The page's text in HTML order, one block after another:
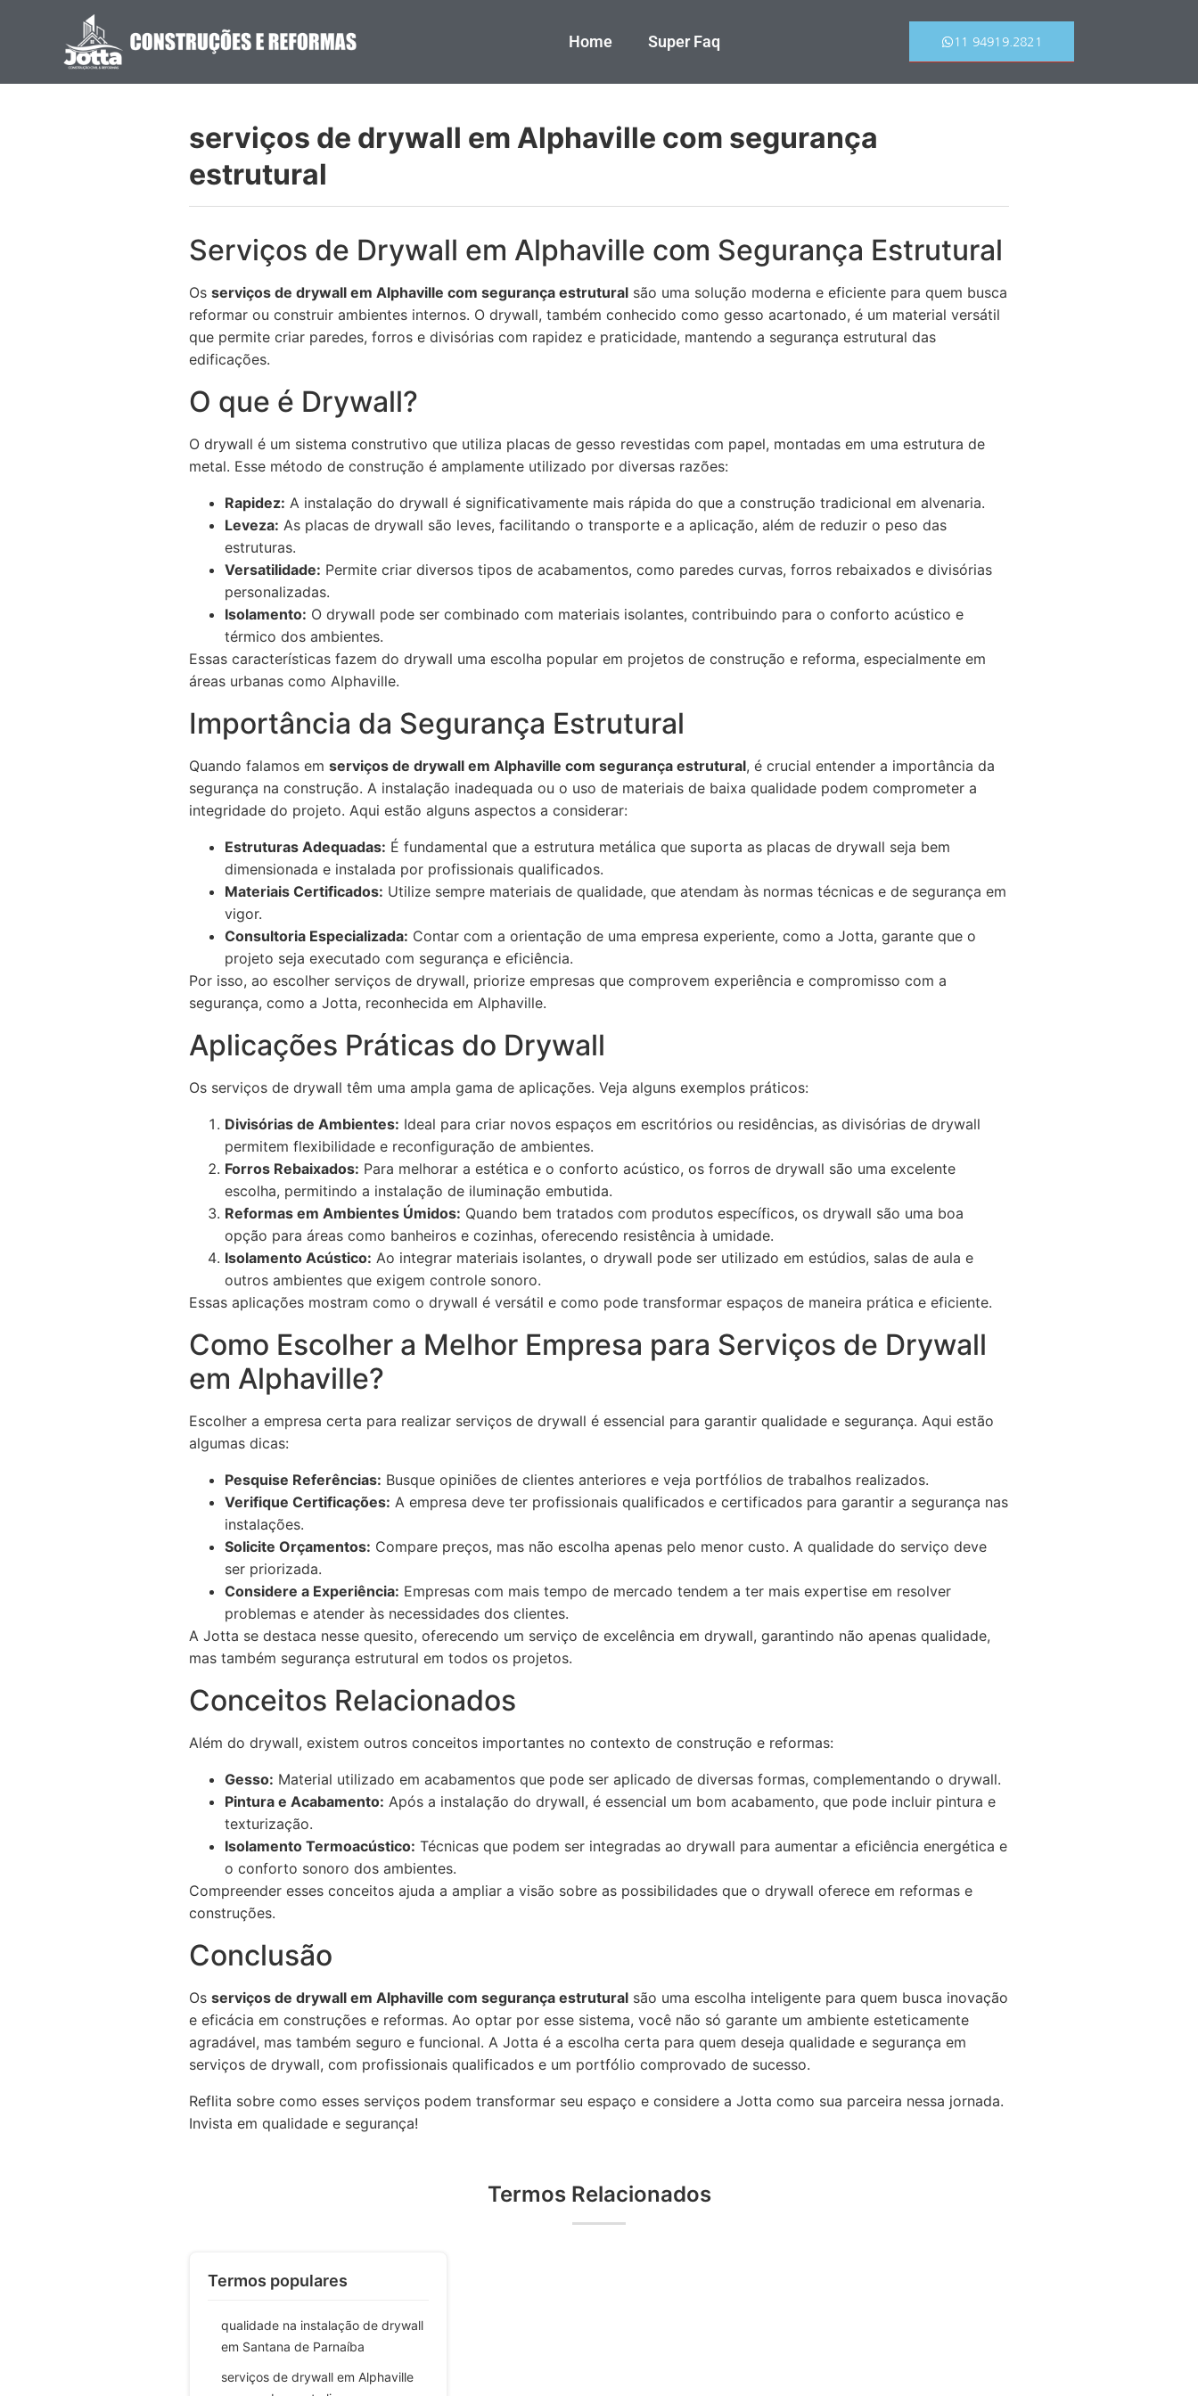
Home Super Faq 11 94919.2821
serviços de drywall em Alphaville com segurança
estrutural
Serviços de Drywall em Alphaville com Segurança Estrutural
Os serviços de drywall em Alphaville com segurança estrutural são uma solução moderna e eficiente para quem busca
reformar ou construir ambientes internos. O drywall, também conhecido como gesso acartonado, é um material versátil
que permite criar paredes, forros e divisórias com rapidez e praticidade, mantendo a segurança estrutural das
edificações.
O que é Drywall?
O drywall é um sistema construtivo que utiliza placas de gesso revestidas com papel, montadas em uma estrutura de
metal. Esse método de construção é amplamente utilizado por diversas razões:
Rapidez: A instalação do drywall é significativamente mais rápida do que a construção tradicional em alvenaria.
Leveza: As placas de drywall são leves, facilitando o transporte e a aplicação, além de reduzir o peso das
estruturas.
Versatilidade: Permite criar diversos tipos de acabamentos, como paredes curvas, forros rebaixados e divisórias
personalizadas.
Isolamento: O drywall pode ser combinado com materiais isolantes, contribuindo para o conforto acústico e
térmico dos ambientes.
Essas características fazem do drywall uma escolha popular em projetos de construção e reforma, especialmente em
áreas urbanas como Alphaville.
Importância da Segurança Estrutural
Quando falamos em serviços de drywall em Alphaville com segurança estrutural, é crucial entender a importância da
segurança na construção. A instalação inadequada ou o uso de materiais de baixa qualidade podem comprometer a
integridade do projeto. Aqui estão alguns aspectos a considerar:
Estruturas Adequadas: É fundamental que a estrutura metálica que suporta as placas de drywall seja bem
dimensionada e instalada por profissionais qualificados.
Materiais Certificados: Utilize sempre materiais de qualidade, que atendam às normas técnicas e de segurança em
vigor.
Consultoria Especializada: Contar com a orientação de uma empresa experiente, como a Jotta, garante que o
projeto seja executado com segurança e eficiência.
Por isso, ao escolher serviços de drywall, priorize empresas que comprovem experiência e compromisso com a
segurança, como a Jotta, reconhecida em Alphaville.
Aplicações Práticas do Drywall
Os serviços de drywall têm uma ampla gama de aplicações. Veja alguns exemplos práticos:
Divisórias de Ambientes: Ideal para criar novos espaços em escritórios ou residências, as divisórias de drywall
permitem flexibilidade e reconfiguração de ambientes.
Forros Rebaixados: Para melhorar a estética e o conforto acústico, os forros de drywall são uma excelente
escolha, permitindo a instalação de iluminação embutida.
Reformas em Ambientes Úmidos: Quando bem tratados com produtos específicos, os drywall são uma boa
opção para áreas como banheiros e cozinhas, oferecendo resistência à umidade.
Isolamento Acústico: Ao integrar materiais isolantes, o drywall pode ser utilizado em estúdios, salas de aula e
outros ambientes que exigem controle sonoro.
Essas aplicações mostram como o drywall é versátil e como pode transformar espaços de maneira prática e eficiente.
Como Escolher a Melhor Empresa para Serviços de Drywall
em Alphaville?
Escolher a empresa certa para realizar serviços de drywall é essencial para garantir qualidade e segurança. Aqui estão
algumas dicas:
Pesquise Referências: Busque opiniões de clientes anteriores e veja portfólios de trabalhos realizados.
Verifique Certificações: A empresa deve ter profissionais qualificados e certificados para garantir a segurança nas
instalações.
Solicite Orçamentos: Compare preços, mas não escolha apenas pelo menor custo. A qualidade do serviço deve
ser priorizada.
Considere a Experiência: Empresas com mais tempo de mercado tendem a ter mais expertise em resolver
problemas e atender às necessidades dos clientes.
A Jotta se destaca nesse quesito, oferecendo um serviço de excelência em drywall, garantindo não apenas qualidade,
mas também segurança estrutural em todos os projetos.
Conceitos Relacionados
Além do drywall, existem outros conceitos importantes no contexto de construção e reformas:
Gesso: Material utilizado em acabamentos que pode ser aplicado de diversas formas, complementando o drywall.
Pintura e Acabamento: Após a instalação do drywall, é essencial um bom acabamento, que pode incluir pintura e
texturização.
Isolamento Termoacústico: Técnicas que podem ser integradas ao drywall para aumentar a eficiência energética e
o conforto sonoro dos ambientes.
Compreender esses conceitos ajuda a ampliar a visão sobre as possibilidades que o drywall oferece em reformas e
construções.
Conclusão
Os serviços de drywall em Alphaville com segurança estrutural são uma escolha inteligente para quem busca inovação
e eficácia em construções e reformas. Ao optar por esse sistema, você não só garante um ambiente esteticamente
agradável, mas também seguro e funcional. A Jotta é a escolha certa para quem deseja qualidade e segurança em
serviços de drywall, com profissionais qualificados e um portfólio comprovado de sucesso.
Reflita sobre como esses serviços podem transformar seu espaço e considere a Jotta como sua parceira nessa jornada.
Invista em qualidade e segurança!
Termos Relacionados
Termos populares
qualidade na instalação de drywall
em Santana de Parnaíba
serviços de drywall em Alphaville